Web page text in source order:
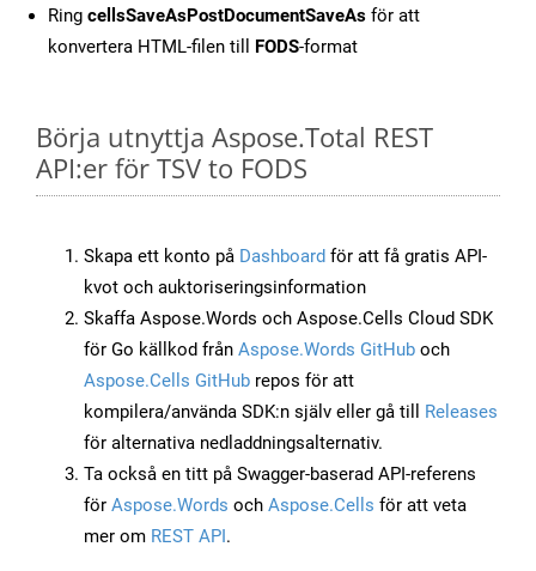
Ring cellsSaveAsPostDocumentSaveAs för att
konvertera HTML-filen till FODS-format
Börja utnyttja Aspose.Total REST
API:er för TSV to FODS
Skapa ett konto på Dashboard för att få gratis API-
kvot och auktoriseringsinformation
Skaffa Aspose.Words och Aspose.Cells Cloud SDK
för Go källkod från Aspose.Words GitHub och
Aspose.Cells GitHub repos för att
kompilera/använda SDK:n själv eller gå till Releases
för alternativa nedladdningsalternativ.
Ta också en titt på Swagger-baserad API-referens
för Aspose.Words och Aspose.Cells för att veta
mer om REST API.